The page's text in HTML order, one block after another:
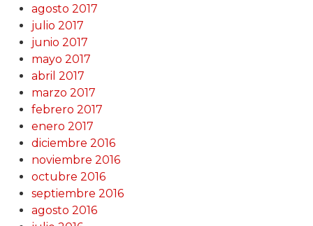
agosto 2017
julio 2017
junio 2017
mayo 2017
abril 2017
marzo 2017
febrero 2017
enero 2017
diciembre 2016
noviembre 2016
octubre 2016
septiembre 2016
agosto 2016